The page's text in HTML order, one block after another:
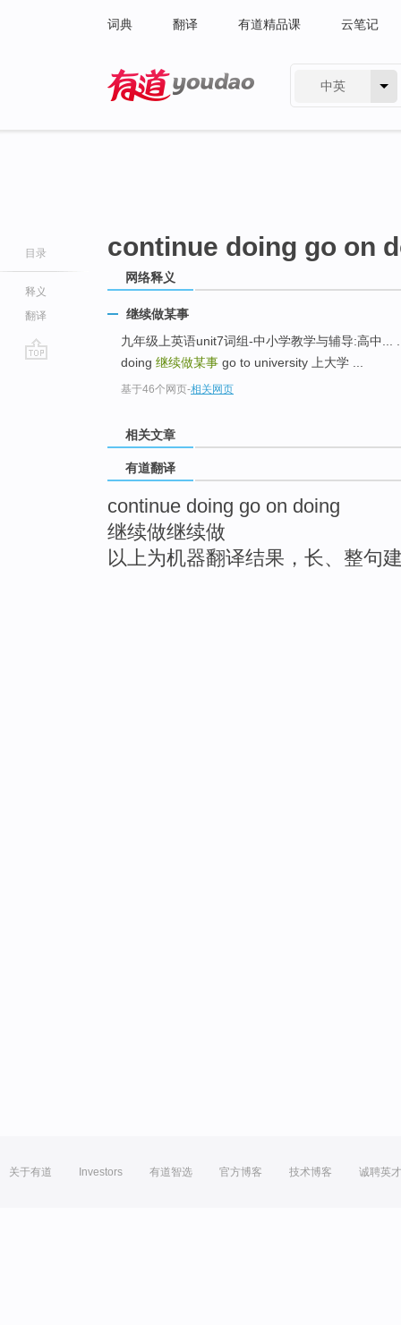
词典 翻译 有道精品课 云笔记
中英
目录
释义
翻译
continue doing go on
网络释义
继续做某事
九年级上英语unit7词组-中小学教学与辅导:高中
doing 继续做某事 go to university 上大学 ...
基于46个网页-相关网页
相关文章
有道翻译
continue doing go on doing
继续做继续做
以上为机器翻译结果，长、整句
关于有道 Investors 有道智选 官方博客 技术博客 诚聘英才